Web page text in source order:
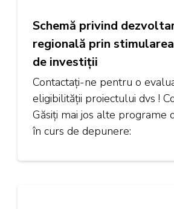
Schemă privind
regională prin
de investiţii
Contactați-ne pentru o
eligibilității proiectului dvs !
Găsiți mai jos alte programe
în curs de depunere: